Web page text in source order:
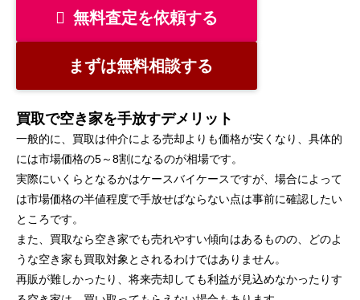
無料査定を依頼する
まずは無料相談する
買取で空き家を手放すデメリット
一般的に、買取は仲介による売却よりも価格が安くなり、具体的
には市場価格の5～8割になるのが相場です。
実際にいくらとなるかはケースバイケースですが、場合によって
は市場価格の半値程度で手放せばならない点は事前に確認したい
ところです。
また、買取なら空き家でも売れやすい傾向はあるものの、どのよ
うな空き家も買取対象とされるわけではありません。
再販が難しかったり、将来売却しても利益が見込めなかったりす